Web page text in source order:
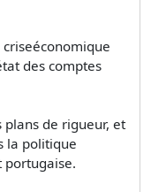
des comptes
plans de rigueur, et
la politique
portugaise.